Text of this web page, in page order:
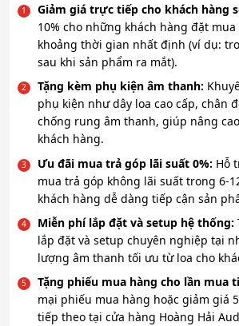
Giảm giá trực tiếp cho khách hàng
10% cho những khách hàng đặt
khoảng thời gian nhất định (ví dụ:
sau khi sản phẩm ra mắt).
Tặng kèm phụ kiện âm thanh:
phụ kiện như dây loa cao cấp, chân
chống rung âm thanh, giúp nâng
khách hàng.
Ưu đãi mua trả góp lãi suất 0%: Hỗ
mua trả góp không lãi suất trong 6-
khách hàng dễ dàng tiếp cận sản
Miễn phí lắp đặt và setup hệ thống:
lắp đặt và setup chuyên nghiệp tại
lượng âm thanh tối ưu từ loa cho
Tặng phiếu mua hàng cho lần mua
mại phiếu mua hàng hoặc giảm giá
tiếp theo tại cửa hàng Hoàng Hải